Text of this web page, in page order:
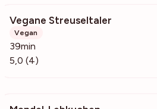
Vegane Streuseltaler
Vegan
39min
5,0 (4)